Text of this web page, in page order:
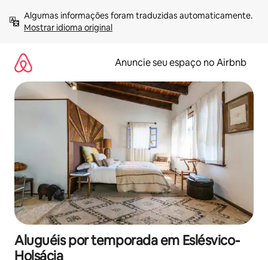
para
Mostrar idioma original
Anuncie seu espaço no Airbnb
Aluguéis por temporada em Eslésvico-
Holsácia